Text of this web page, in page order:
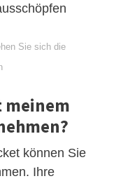
Sie sich die
meinem
können Sie
Ihre